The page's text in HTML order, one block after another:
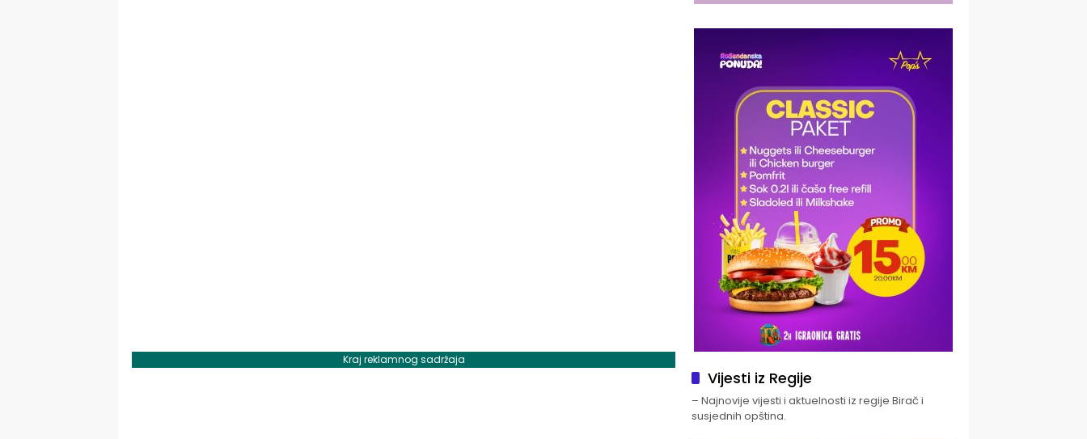
Kraj reklamnog sadržaja
Vijesti iz Regije
– Najnovije vijesti i aktuelnosti iz regije Birač i
susjednih opština.